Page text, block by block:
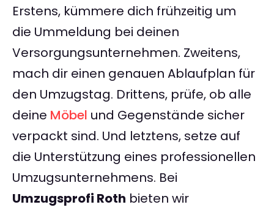
Erstens, kümmere dich frühzeitig um
die Ummeldung bei deinen
Versorgungsunternehmen. Zweitens,
mach dir einen genauen Ablaufplan für
den Umzugstag. Drittens, prüfe, ob alle
deine Möbel und Gegenstände sicher
verpackt sind. Und letztens, setze auf
die Unterstützung eines professionellen
Umzugsunternehmens. Bei
Umzugsprofi Roth bieten wir